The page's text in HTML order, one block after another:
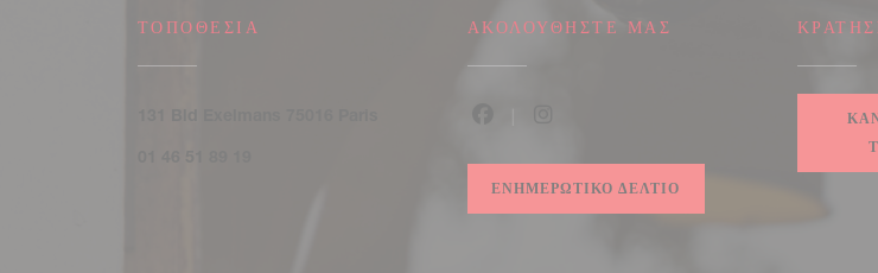
ΤΟΠΟΘΕΣΊΑ ΑΚΟΛΟΥΘΉΣΤΕ ΜΑΣ
Instagram ((ανοίγει σε νέο
ΕΝΗΜΕΡΩΤΙΚΌ ΔΕΛΤΊΟ